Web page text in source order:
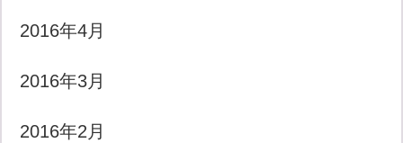
2016年4月
2016年3月
2016年2月